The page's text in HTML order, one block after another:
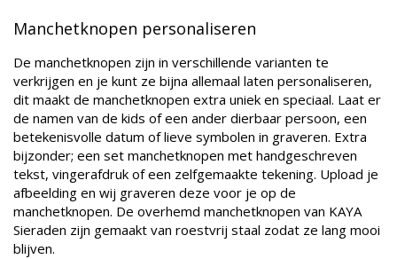
Manchetknopen personaliseren
De manchetknopen zijn in verschillende varianten te
verkrijgen en je kunt ze bijna allemaal laten personaliseren,
dit maakt de manchetknopen extra uniek en speciaal. Laat er
de namen van de kids of een ander dierbaar persoon, een
betekenisvolle datum of lieve symbolen in graveren. Extra
bijzonder; een set manchetknopen met handgeschreven
tekst, vingerafdruk of een zelfgemaakte tekening. Upload je
afbeelding en wij graveren deze voor je op de
manchetknopen. De overhemd manchetknopen van KAYA
Sieraden zijn gemaakt van roestvrij staal zodat ze lang mooi
blijven.